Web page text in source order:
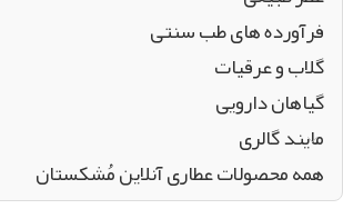
فرآورده های طب سنتی
گلاب و عرقیات
گیاهان دارویی
مایند گالری
همه محصولات عطاری آنلاین مُشکستان